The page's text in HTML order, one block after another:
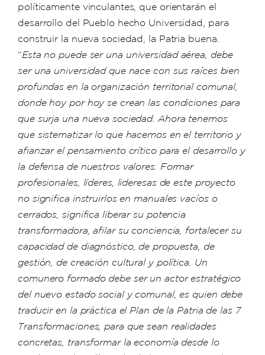
políticamente vinculantes, que orientarán el
desarrollo del Pueblo hecho Universidad, para
construir la nueva sociedad, la Patria buena.
“Esta no puede ser una universidad aérea, debe
ser una universidad que nace con sus raíces bien
profundas en la organización territorial comunal,
donde hoy por hoy se crean las condiciones para
que surja una nueva sociedad. Ahora tenemos
que sistematizar lo que hacemos en el territorio y
afianzar el pensamiento crítico para el desarrollo y
la defensa de nuestros valores. Formar
profesionales, líderes, lideresas de este proyecto
no significa instruirlos en manuales vacíos o
cerrados, significa liberar su potencia
transformadora, afilar su conciencia, fortalecer su
capacidad de diagnóstico, de propuesta, de
gestión, de creación cultural y política. Un
comunero formado debe ser un actor estratégico
del nuevo estado social y comunal, es quien debe
traducir en la práctica el Plan de la Patria de las 7
Transformaciones, para que sean realidades
concretas, transformar la economía desde lo